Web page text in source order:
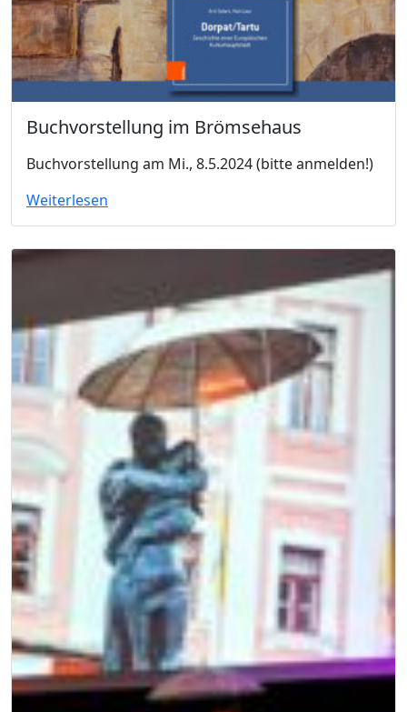
Buchvorstellung im Brömsehaus
Buchvorstellung am Mi., 8.5.2024 (bitte anmelden!)
Weiterlesen